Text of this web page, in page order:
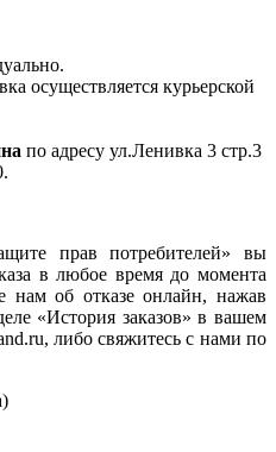
осуществляется курьерской
по адресу ул.Ленивка 3 стр.3
прав потребителей» вы
в любое время до момента
нам об отказе онлайн, нажав
«История заказов» в вашем
либо свяжитесь с нами по